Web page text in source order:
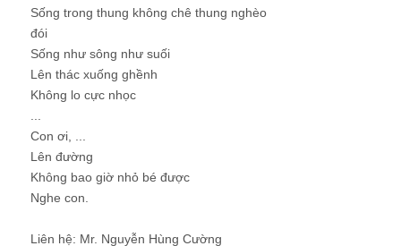
Sống trong thung không chê thung nghèo
đói
Sống như sông như suối
Lên thác xuống ghềnh
Không lo cực nhọc
Con ơi, ...
Lên đường
Không bao giờ nhỏ bé được
Nghe con.
Liên hệ: Mr. Nguyễn Hùng Cường